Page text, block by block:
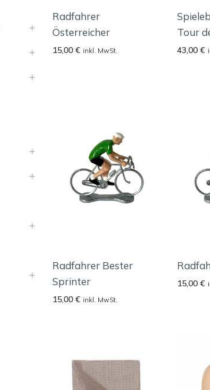
Radfahrer
Österreicher
15,00€ inkl. MwSt.
Tour
43,00€
Radfahrer Bester
Sprinter
15,00€ inkl. MwSt.
15,00€